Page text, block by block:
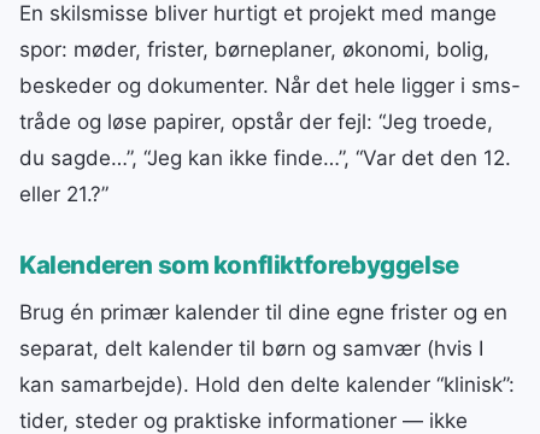
En skilsmisse bliver hurtigt et projekt med mange
spor: møder, frister, børneplaner, økonomi, bolig,
beskeder og dokumenter. Når det hele ligger i sms-
tråde og løse papirer, opstår der fejl: “Jeg troede,
du sagde…”, “Jeg kan ikke finde…”, “Var det den 12.
eller 21.?”
Kalenderen som konfliktforebyggelse
Brug én primær kalender til dine egne frister og en
separat, delt kalender til børn og samvær (hvis I
kan samarbejde). Hold den delte kalender “klinisk”:
tider, steder og praktiske informationer — ikke